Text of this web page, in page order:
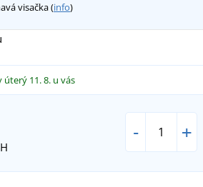
visačka (info)
úterý 11. 8. u vás
- +